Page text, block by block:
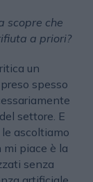
scopre che
a priori?
un
spesso
settore. E
ascoltiamo
piace è la
senza